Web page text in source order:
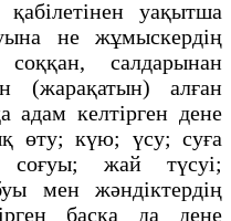
уақытша
не жұмыскердің
салдарынан
(жарақатын) алған
адам келтірген дене
өту; күю; үсу; суға
соғуы; жай түсуі;
мен жәндіктердің
басқа да дене